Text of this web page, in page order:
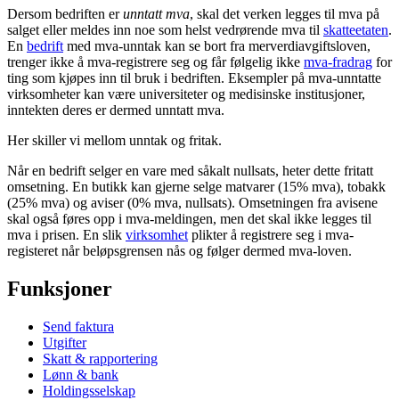
Dersom bedriften erunntatt mva, skal det verken legges til mva på
salget eller meldes inn noe som helst vedrørende mva til skatteetaten.
En bedrift med mva-unntak kan se bort fra merverdiavgiftsloven,
trenger ikke å mva-registrere seg og får følgelig ikke mva-fradrag for
ting som kjøpes inn til bruk i bedriften. Eksempler på mva-unntatte
virksomheter kan være universiteter og medisinske institusjoner,
inntekten deres er dermed unntatt mva.
Her skiller vi mellom unntak og fritak.
Når en bedrift selger en vare med såkalt nullsats, heter dette fritatt
omsetning. En butikk kan gjerne selge matvarer (15% mva), tobakk
(25% mva) og aviser (0% mva, nullsats). Omsetningen fra avisene
skal også føres opp i mva-meldingen, men det skal ikke legges til
mva i prisen. En slik virksomhet plikter å registrere seg i mva-
registeret når beløpsgrensen nås og følger dermed mva-loven.
Funksjoner
Send faktura
Utgifter
Skatt & rapportering
Lønn & bank
Holdingsselskap